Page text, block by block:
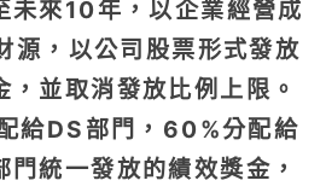
未來10年，以企業經營成
源，以公司股票形式發放
，並取消發放比例上限。
給DS部門，60%分配給
統一發放的績效獎金，